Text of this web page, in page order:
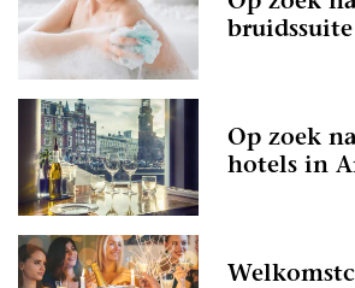
Op zoek
hotels in